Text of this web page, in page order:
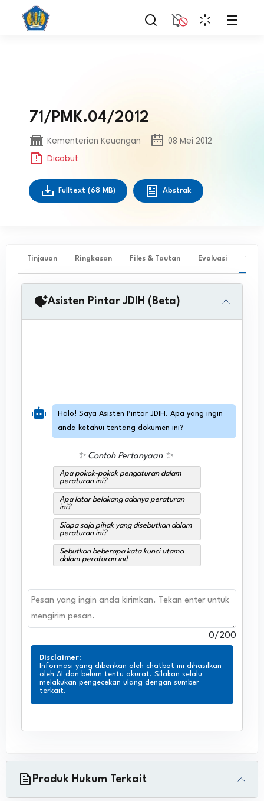
71/PMK.04/2012
Kementerian Keuangan
08 Mei 2012
Dicabut
Fulltext (68 MB) Abstrak
Tinjauan Ringkasan Files & Tautan Evaluasi ✨
Asisten Pintar JDIH (Beta)
✨ Contoh Pertanyaan ✨
Apa pokok-pokok pengaturan dalam
peraturan ini?
Apa latar belakang adanya peraturan
ini?
Siapa saja pihak yang disebutkan dalam
peraturan ini?
Sebutkan beberapa kata kunci utama
dalam peraturan ini!
Halo! Saya Asisten Pintar JDIH. Apa yang ingin
anda ketahui tentang dokumen ini?
0/200
Disclaimer:
Informasi yang diberikan oleh chatbot ini dihasilkan
oleh AI dan belum tentu akurat. Silakan selalu
melakukan pengecekan ulang dengan sumber
terkait.
Produk Hukum Terkait